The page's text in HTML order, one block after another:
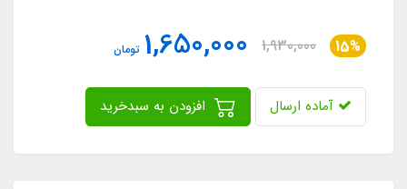
15%
1,930,000
1,650,000 تومان
آماده ارسال